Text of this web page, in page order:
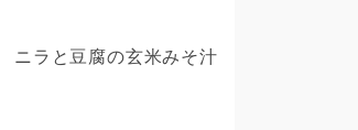
ニラと豆腐の玄米みそ汁